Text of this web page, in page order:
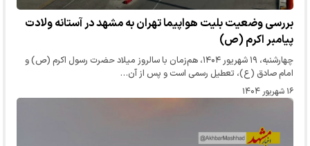
بررسی وضعیت بلیت هواپیما تهران به مشهد در آستانه ولادت
پیامبر اکرم (ص)
چهارشنبه، ۱۹ شهریور ۱۴۰۴، هم‌زمان با سالروز میلاد حضرت رسول اکرم (ص) و
امام صادق (ع)، تعطیل رسمی است و پس از آن…
۱۶ شهریور ۱۴۰۴